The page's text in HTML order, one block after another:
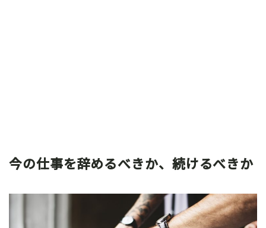
今の仕事を辞めるべきか、続けるべきか